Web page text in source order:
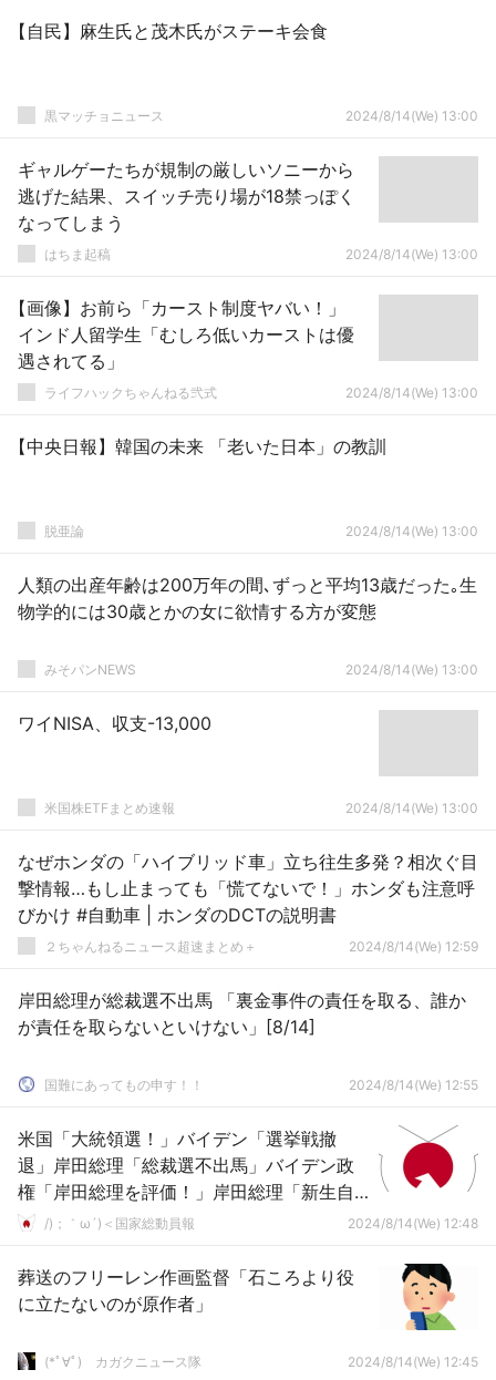
【自民】麻生氏と茂木氏がステーキ会食
黒マッチョニュース 2024/8/14(We) 13:00
ギャルゲーたちが規制の厳しいソニーから
逃げた結果、スイッチ売り場が18禁っぽく
なってしまう
はちま起稿 2024/8/14(We) 13:00
【画像】お前ら「カースト制度ヤバい！」
インド人留学生「むしろ低いカーストは優
遇されてる」
ライフハックちゃんねる弐式 2024/8/14(We) 13:00
【中央日報】韓国の未来 「老いた日本」の教訓
脱亜論 2024/8/14(We) 13:00
人類の出産年齢は200万年の間､ずっと平均13歳だった｡生
物学的には30歳とかの女に欲情する方が変態
みそパンNEWS 2024/8/14(We) 13:00
ワイNISA、収支-13,000
米国株ETFまとめ速報 2024/8/14(We) 13:00
なぜホンダの「ハイブリッド車」立ち往生多発？相次ぐ目
撃情報…もし止まっても「慌てないで！」ホンダも注意呼
びかけ #自動車 | ホンダのDCTの説明書
２ちゃんねるニュース超速まとめ＋ 2024/8/14(We) 12:59
岸田総理が総裁選不出馬 「裏金事件の責任を取る、誰か
が責任を取らないといけない」[8/14]
国難にあってもの申す！！ 2024/8/14(We) 12:55
米国「大統領選！」バイデン「選挙戦撤
退」岸田総理「総裁選不出馬」バイデン政
権「岸田総理を評価！」岸田総理「新生自
民党を示す」米メディア「首相辞任を速
/)；｀ω´)＜国家総動員報 2024/8/14(We) 12:48
葬送のフリーレン作画監督「石ころより役
に立たないのが原作者」
(*ﾟ∀ﾟ)ゞカガクニュース隊 2024/8/14(We) 12:45